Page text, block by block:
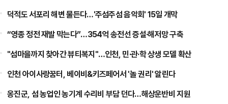
덕적도 서포리 해변 물든다…'주섬주섬 음악회' 15일 개막
“영종 정전 재발 막는다”…354억 송전선 증설·해저망 구축
"섬마을까지 찾아간 뷰티복지"…인천, 민·관·학 상생 모델 확산
인천 아이사랑꿈터, 베이비&키즈페어서 '놀 권리' 알린다
옹진군, 섬 농업인 농기계 수리비 부담 던다…해상운반비 지원